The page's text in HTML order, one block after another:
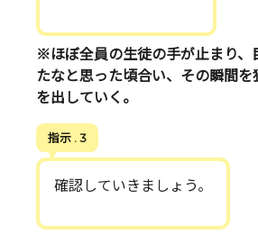
※ほぼ全員の生徒の手が止まり、
たなと思った頃合い、その瞬間
を出していく。
指示 . 3
確認していきましょう。